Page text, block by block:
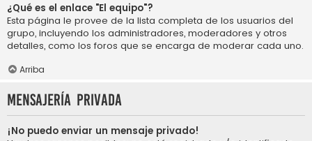
¿Qué es el enlace "El equipo"?
Esta página le provee de la lista completa de los usuarios del
grupo, incluyendo los administradores, moderadores y otros
detalles, como los foros que se encarga de moderar cada uno.
Arriba
Mensajería privada
¡No puedo enviar un mensaje privado!